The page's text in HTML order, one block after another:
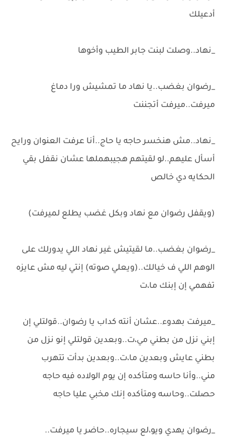
أدعيلك
_نهاد..وصلت لبنت جابر الطيب وأخوها
_رضوان بغضب..يا نهاد ما تمشيش ورا دماغ
ميرفت..ميرفت أتجننت
_نهاد..مش هنخسر حاجه يا حاج..أنا عرفت العنوان ورايح
أسأل عليهم..لو لقيتهم هجيبهملها عشان نقفل بقي
الحكايه دي خالص
(ويقفل رضوان مع نهاد وبكل غضب يطلع لميرفت)
_رضوان بغضب..ما لقيتيش غير نهاد اللي يدورلك على
الوهم اللي ف خيالك..(ويعلي صوته) إنتي ليه مش عايزه
تفهمي إن إبنك ما،ت
_ميرفت بهدوء..عشان أنته كداب يا رضوان..قولتلي إن
إبني نزل من بطني مي،ت..وبعدين قولتلي إنو نزل من
بطني عايش وبعدين ما،ت..وبعدين بدأت تتهرب
مني..وأنا حاسه ومتأكده إن يوم الولاده فيه حاجه
حصلت..وحاسه ومتأكده إنك مخبي عليا حاجه
_رضوان يهدي ويو،لع سيجاره..حاضر يا ميرفت..